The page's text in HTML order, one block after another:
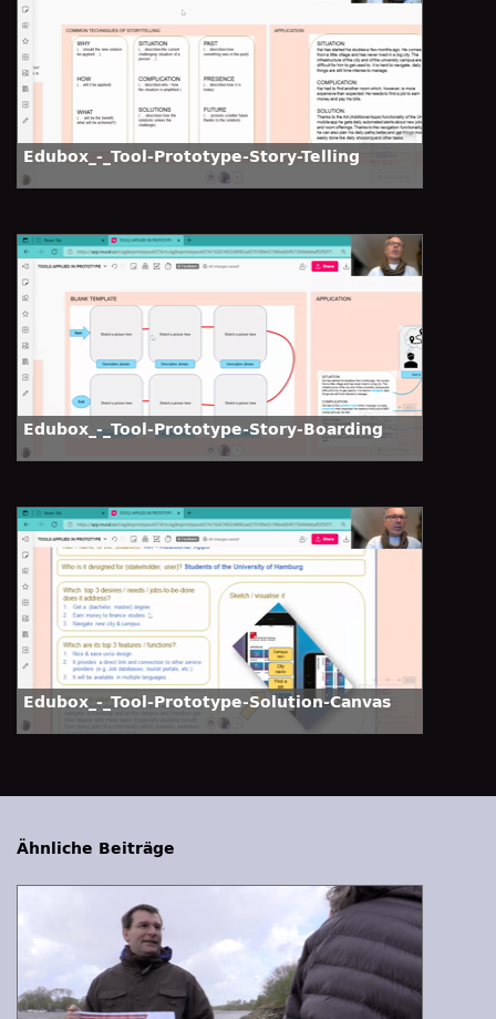
Edubox_-_Tool-Prototype-Story-Telling
Edubox_-_Tool-Prototype-Story-Boarding
Edubox_-_Tool-Prototype-Solution-Canvas
Ähnliche Beiträge